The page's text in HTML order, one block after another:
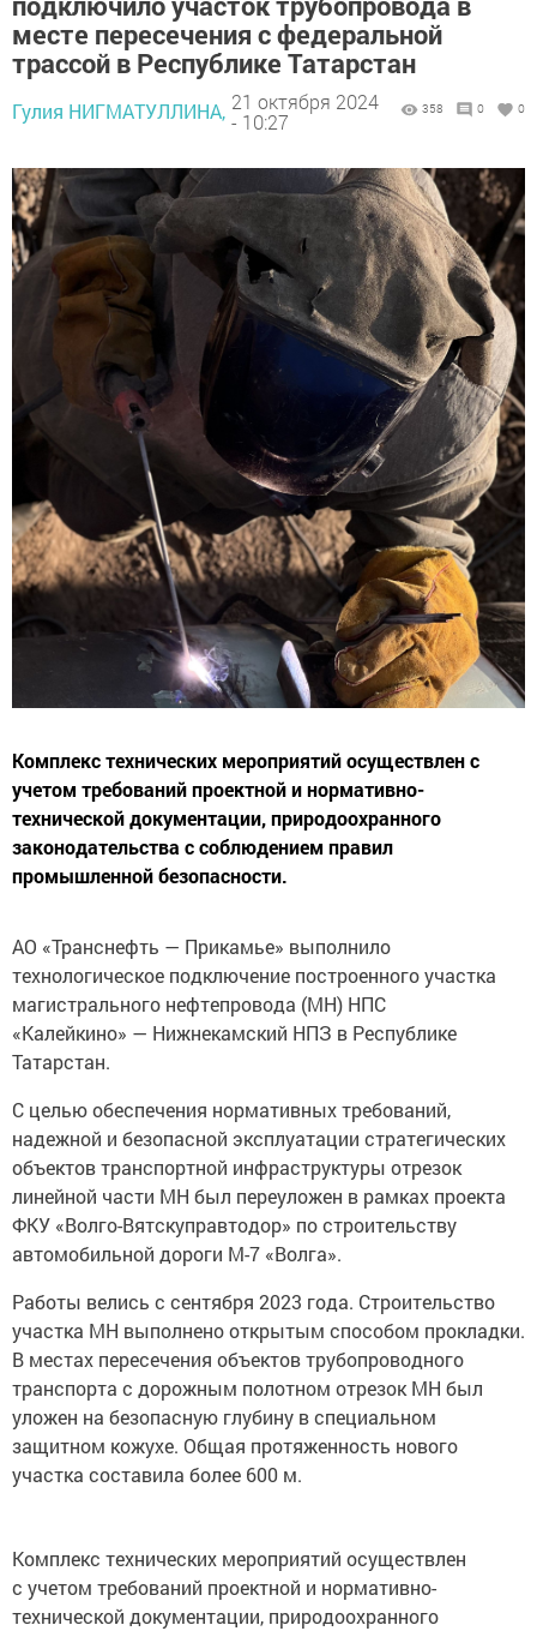
месте пересечения с федеральной
трассой в Республике Татарстан
Гулия НИГМАТУЛЛИНА, 21 октября 2024
- 10:27
358 0 0
Комплекс технических мероприятий осуществлен с
учетом требований проектной и нормативно-
технической документации, природоохранного
законодательства с соблюдением правил
промышленной безопасности.
АО «Транснефть — Прикамье» выполнило
технологическое подключение построенного участка
магистрального нефтепровода (МН) НПС
«Калейкино» — Нижнекамский НПЗ в Республике
Татарстан.
С целью обеспечения нормативных требований,
надежной и безопасной эксплуатации стратегических
объектов транспортной инфраструктуры отрезок
линейной части МН был переуложен в рамках проекта
ФКУ «Волго-Вятскуправтодор» по строительству
автомобильной дороги М-7 «Волга».
Работы велись с сентября 2023 года. Строительство
участка МН выполнено открытым способом прокладки.
В местах пересечения объектов трубопроводного
транспорта с дорожным полотном отрезок МН был
уложен на безопасную глубину в специальном
защитном кожухе. Общая протяженность нового
участка составила более 600 м.
Комплекс технических мероприятий осуществлен
с учетом требований проектной и нормативно-
технической документации, природоохранного